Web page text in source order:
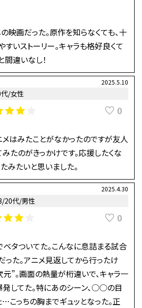
映画だった。原作を知らなくても、十
すいストーリー。キャラも格好良くて
間違いなし！
2025.5.10
/女性
0
はみたことがなかったのですが友人
たのがきっかけです。応援したくな
みたいと思いました。
2025.4.30
20代/男性
0
タついてた。こんなに息詰まる試合
った。アニメ見返してから行ったけ
元”。画面の熱量が桁違いで、キャラ一
してた。特にあのシーン、○○の目
こっちの胸までギュッとなった。正